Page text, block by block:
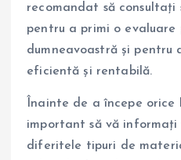
recomandat să consultați
pentru a primi o
dumneavoastră și pentru
eficientă și rentabilă.
Înainte de a începe orice
important să vă informați
diferitele tipuri de